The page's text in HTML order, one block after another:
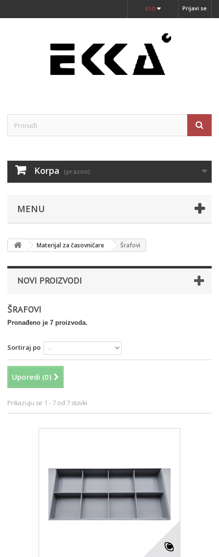
Prijavi se
RSD
Korpa (prazno)
MENU
Materijal za časovničare Šrafovi
NOVI PROIZVODI
ŠRAFOVI
Pronađeno je 7 proizvoda.
Sortiraj po
Uporedi (0)
Prikazuju se 1 - 7 od 7 stavki